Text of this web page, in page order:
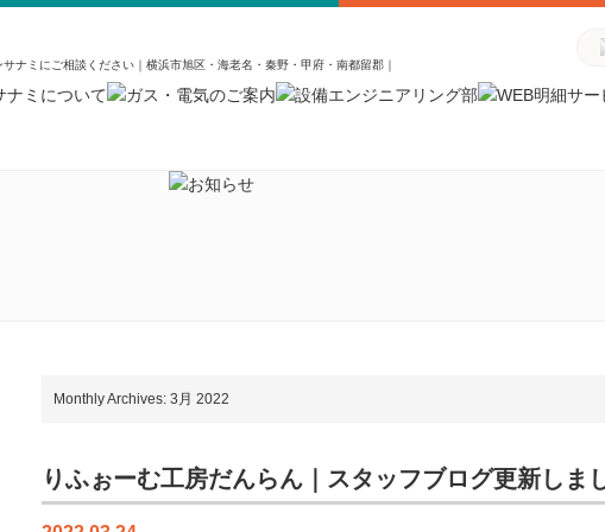
ナミにご相談ください｜横浜市旭区・海老名・秦野・甲府・南都留郡｜
Monthly Archives: 3月 2022
りふぉーむ工房だんらん｜スタッフブログ更新しま